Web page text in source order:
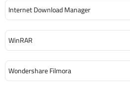
Internet Download Manager
WinRAR
Wondershare Filmora